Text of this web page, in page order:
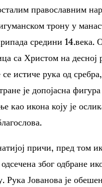
православним
трону у
средини 14.века.
са Христом на
истиче рука од
је допојасна
као икона коју је
причи, пред том
због одбране
Рука Јованова је